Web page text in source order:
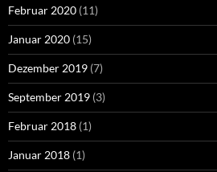
Februar 2020 (11)
Januar 2020 (15)
Dezember 2019 (7)
September 2019 (3)
Februar 2018 (1)
Januar 2018 (1)